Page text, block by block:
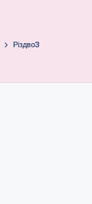
Різдво3